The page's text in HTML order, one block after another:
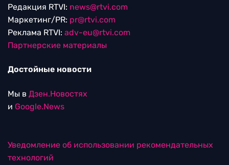
Редакция RTVI: news@rtvi.com
Маркетинг/PR: pr@rtvi.com
Реклама RTVI: adv-eu@rtvi.com
Партнерские материалы
Достойные новости
Мы в Дзен.Новостях
и Google.News
Уведомление об использовании рекомендательных
технологий